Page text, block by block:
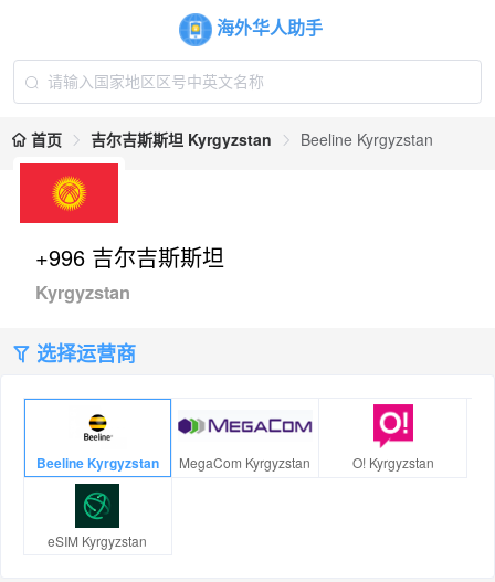
海外华人助手
首页 吉尔吉斯斯坦 Kyrgyzstan Beeline Kyrgyzstan
+996 吉尔吉斯斯坦
Kyrgyzstan
选择运营商
Beeline Kyrgyzstan MegaCom Kyrgyzstan O! Kyrgyzstan
eSIM Kyrgyzstan